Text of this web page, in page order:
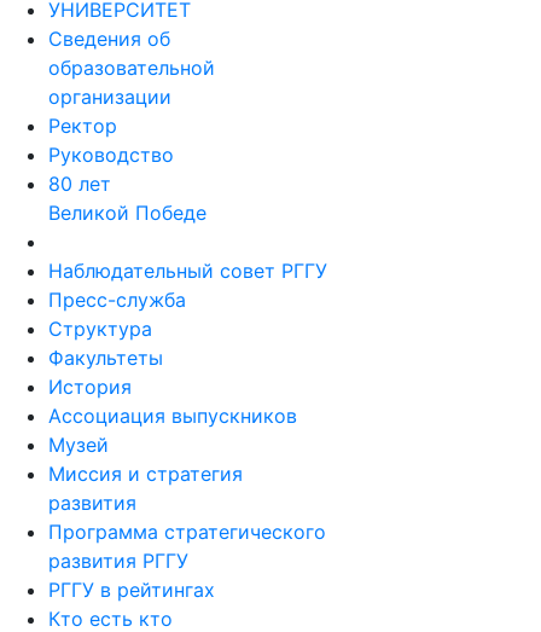
УНИВЕРСИТЕТ
Сведения об
образовательной
организации
Ректор
Руководство
80 лет
Великой Победе
Наблюдательный совет РГГУ
Пресс-служба
Структура
Факультеты
История
Ассоциация выпускников
Музей
Миссия и стратегия
развития
Программа стратегического
развития РГГУ
РГГУ в рейтингах
Кто есть кто